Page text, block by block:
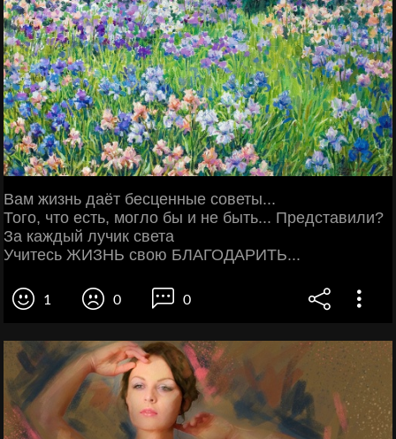
Вам жизнь даёт бесценные советы...
Того, что есть, могло бы и не быть... Представили?
За каждый лучик света
Учитесь ЖИЗНЬ свою БЛАГОДАРИТЬ...
1 0 0